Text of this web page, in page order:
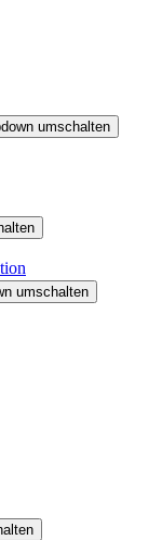
umschalten
umschalten